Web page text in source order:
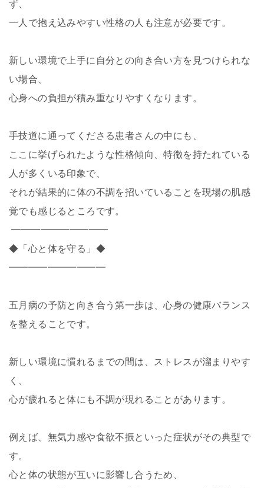
ず、
一人で抱え込みやすい性格の人も注意が必要です。
新しい環境で上手に自分との向き合い方を見つけられな
い場合、
心身への負担が積み重なりやすくなります。
手技道に通ってくださる患者さんの中にも、
ここに挙げられたような性格傾向、特徴を持たれている
人が多くいる印象で、
それが結果的に体の不調を招いていることを現場の肌感
覚でも感じるところです。
━━━━━━━━━━
◆「心と体を守る」◆
━━━━━━━━━━
五月病の予防と向き合う第一歩は、心身の健康バランス
を整えることです。
新しい環境に慣れるまでの間は、ストレスが溜まりやす
く、
心が疲れると体にも不調が現れることがあります。
例えば、無気力感や食欲不振といった症状がその典型で
す。
心と体の状態が互いに影響し合うため、